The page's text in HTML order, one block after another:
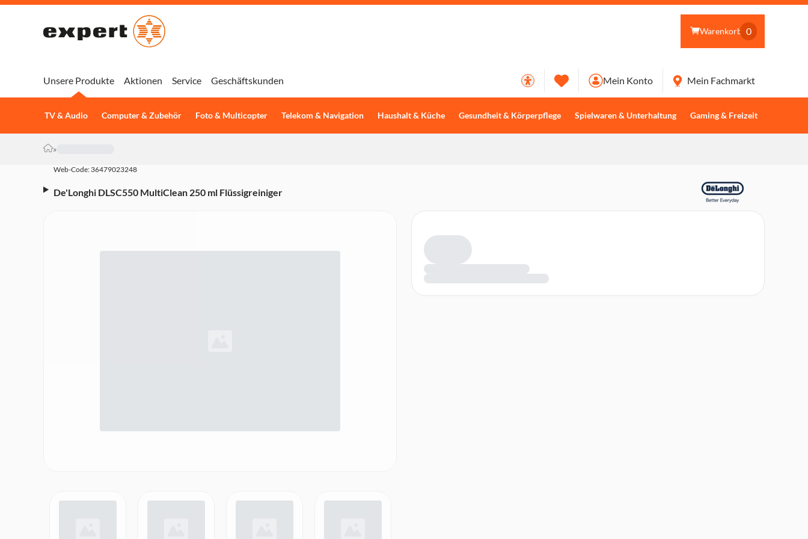
Warenkorb 0
Unsere Produkte
TV & Audio Computer & Zubehör Foto & Multicopter Telekom & Navigation Haushalt & Küche Gesundheit & Körperpflege Spielwaren & Unterhaltung Gaming & Freizeit
Aktionen Service Geschäftskunden Mein Konto Mein Fachmarkt
»
Web-Code: 36479023248
De'Longhi DLSC550 MultiClean 250 ml Flüssigreiniger